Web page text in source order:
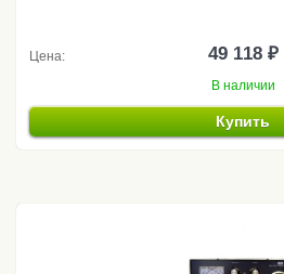
Цена: 49 118 ₽
В наличии
Купить